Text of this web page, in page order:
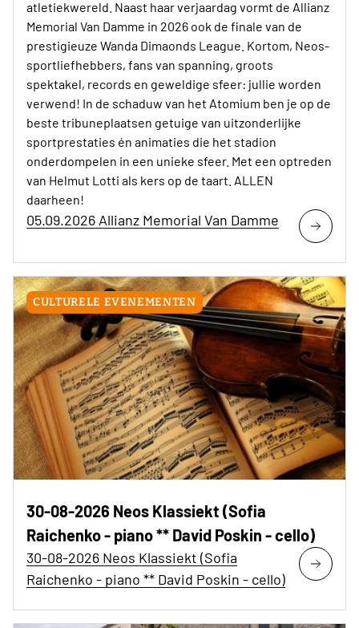
atletiekwereld. Naast haar verjaardag vormt de Allianz
Memorial Van Damme in 2026 ook de finale van de
prestigieuze Wanda Dimaonds League. Kortom, Neos-
sportliefhebbers, fans van spanning, groots
spektakel, records en geweldige sfeer: jullie worden
verwend! In de schaduw van het Atomium ben je op de
beste tribuneplaatsen getuige van uitzonderlijke
sportprestaties én animaties die het stadion
onderdompelen in een unieke sfeer. Met een optreden
van Helmut Lotti als kers op de taart. ALLEN
daarheen!
05.09.2026 Allianz Memorial Van Damme
CULTURELE EVENEMENTEN
30-08-2026 Neos Klassiekt (Sofia
Raichenko - piano ** David Poskin - cello)
30-08-2026 Neos Klassiekt (Sofia
Raichenko - piano ** David Poskin - cello)